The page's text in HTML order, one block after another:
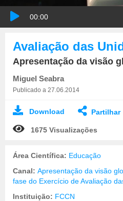
00:00
Apresentação da visão global dos resultados
Miguel Seabra
Publicado a 27.06.2014
Download Partilhar
1675 Visualizações
Área Científica: Educação
Canal: Apresentação da visão
fase do Exercício de Avaliação
Instituição: FCCN